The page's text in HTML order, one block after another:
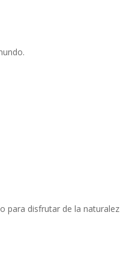
para disfrutar de la naturalez